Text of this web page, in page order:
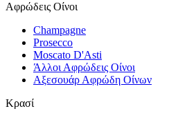
Αφρώδεις Οίνοι
Champagne
Prosecco
Moscato D'Asti
Άλλοι Αφρώδεις Οίνοι
Αξεσουάρ Αφρώδη Οίνων
Κρασί